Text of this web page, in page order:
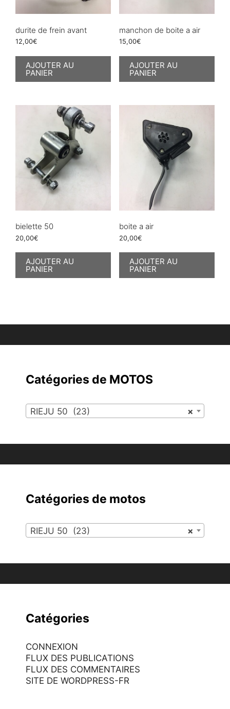
durite de frein avant
12,00€
AJOUTER AU
PANIER
manchon de boite a air
15,00€
AJOUTER AU
PANIER
bielette 50
20,00€
AJOUTER AU
PANIER
boite a air
20,00€
AJOUTER AU
PANIER
Catégories de MOTOS
×
RIEJU 50 (23)
Catégories de motos
×
RIEJU 50 (23)
Catégories
CONNEXION
FLUX DES PUBLICATIONS
FLUX DES COMMENTAIRES
SITE DE WORDPRESS-FR